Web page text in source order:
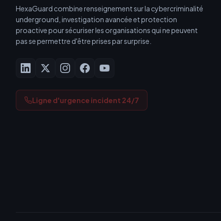
HexaGuard combine renseignement sur la cybercriminalité
underground, investigation avancée et protection
proactive pour sécuriser les organisations qui ne peuvent
pas se permettre d'être prises par surprise.
Ligne d'urgence incident 24/7